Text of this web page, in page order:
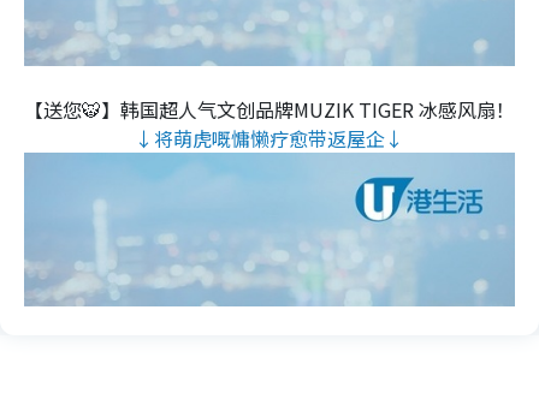
【送您🐯】韩国超人气文创品牌MUZIK TIGER 冰感风扇！
↓将萌虎嘅慵懒疗愈带返屋企↓